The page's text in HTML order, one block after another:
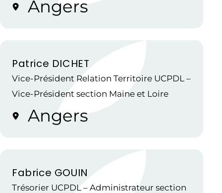
Angers
Patrice DICHET
Vice-Président Relation Territoire UCPDL –
Vice-Président section Maine et Loire
Angers
Fabrice GOUIN
Trésorier UCPDL – Administrateur section